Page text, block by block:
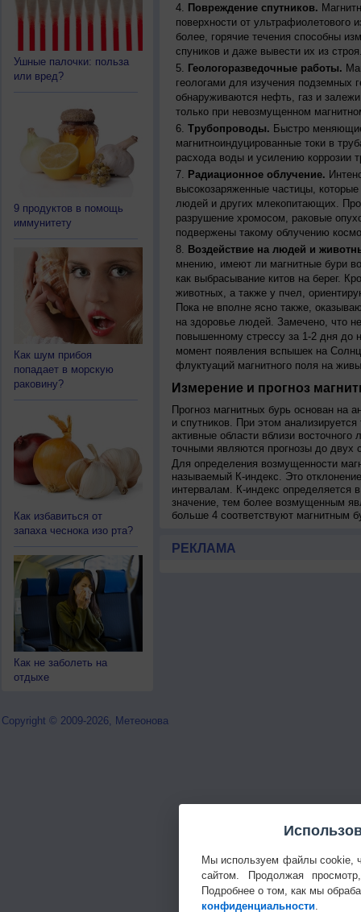
Ушные палочки: польза
или вред?
9 продуктов в помощь
иммунитету
Как шум прибоя
попадает в морскую
раковину?
Как избавиться от
запаха чеснока изо рта?
Как не заболеть на
отдыхе
Повреждение спутников.
поверхности от ультрафиолетового
более, горячие течения способны
спуников и даже вывести их из
Геологоразведочные работы.
геологами для изучения подземных
обнаруживаются нефть, газ и
только при невозмущенном
Трубопроводы. Быстро
магнитноиндуцированные токи в
расхода воды и усилению коррозии
Радиационное облучение.
высокозаряженные частицы,
людей и других млекопитающих.
разрушение хромосом, раковые
подвержены такому облучению
Воздействие на людей и
мнению, имеют ли магнитные бури
как выбрасывание китов на берег.
животных, а также у пчел,
Пока не вполне ясно также,
на здоровье людей. Замечено, что
повышенному стрессу за 1-2 дня до
момент появления вспышек на
флуктуаций магнитного поля на
Измерение и прогноз
Прогноз магнитных бурь основан на
и спутников. При этом
активные области вблизи
точными являются прогнозы до двух
Для определения возмущенности
называемый К-индекс. Это
интервалам. К-индекс определяется
значение, тем более возмущенным
больше 4 соответствуют магнитным
РЕКЛАМА
Copyright © 2009-2026, Метеонова
Мы используем файлы cookie,
сайтом. Продолжая
Подробнее о том, как мы
конфиденциальности